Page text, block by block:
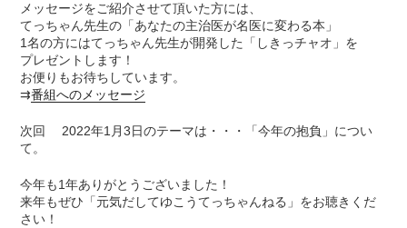
メッセージをご紹介させて頂いた方には、
てっちゃん先生の「あなたの主治医が名医に変わる本」
1名の方にはてっちゃん先生が開発した「しきっチャオ」を
プレゼントします！
お便りもお待ちしています。
⇉番組へのメッセージ
次回 2022年1月3日のテーマは・・・「今年の抱負」につい
て。
今年も1年ありがとうございました！
来年もぜひ「元気だしてゆこうてっちゃんねる」をお聴きくだ
さい！